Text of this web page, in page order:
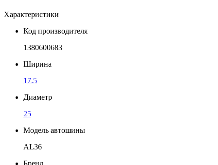
Характеристики
Код производителя
1380600683
Ширина
17.5
Диаметр
25
Модель автошины
AL36
Бренд